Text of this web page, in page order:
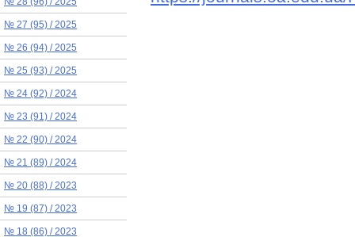
№ 27 (95) / 2025
№ 26 (94) / 2025
№ 25 (93) / 2025
№ 24 (92) / 2024
№ 23 (91) / 2024
№ 22 (90) / 2024
№ 21 (89) / 2024
№ 20 (88) / 2023
№ 19 (87) / 2023
№ 18 (86) / 2023